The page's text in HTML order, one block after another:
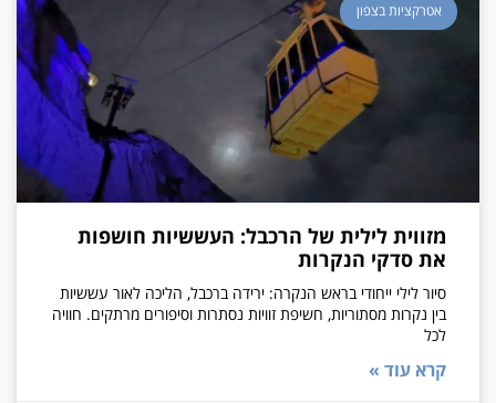
אטרקציות בצפון
מזווית לילית של הרכבל: העששיות חושפות
את סדקי הנקרות
סיור לילי ייחודי בראש הנקרה: ירידה ברכבל, הליכה לאור עששיות
בין נקרות מסתוריות, חשיפת זוויות נסתרות וסיפורים מרתקים. חוויה
לכל
קרא עוד »